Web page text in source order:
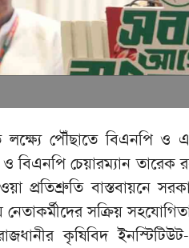
লক্ষ্যে পৌঁছাতে বিএনপি ও
ও বিএনপি চেয়ারম্যান
প্রতিশ্রুতি বাস্তবায়নে
সক্রিয়
কৃষিবিদ